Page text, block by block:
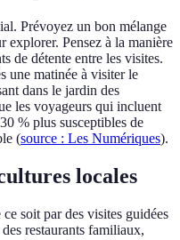
Prévoyez un bon mélange
explorer. Pensez à la manière
de détente entre les visites.
une matinée à visiter le
dans le jardin des
les voyageurs qui incluent
% plus susceptibles de
(source : Les Numériques).
locales
soit par des visites guidées
restaurants familiaux,